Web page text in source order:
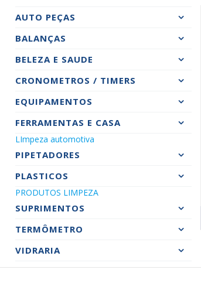
AUTO PEÇAS
BALANÇAS
BELEZA E SAUDE
CRONOMETROS / TIMERS
EQUIPAMENTOS
FERRAMENTAS E CASA
LImpeza automotiva
PIPETADORES
PLASTICOS
PRODUTOS LIMPEZA
SUPRIMENTOS
TERMÔMETRO
VIDRARIA